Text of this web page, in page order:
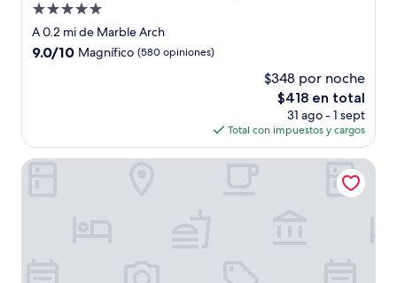
Propiedad
de
5.0
A 0.2 mi de Marble Arch
9.0
9.0/10 Magnífico (580 opiniones)
$348 por noche
El
precio
actual
es
de
$418 en total
31 ago - 1 sept
Total con impuestos y cargos
Hyatt Regency London The Churchill